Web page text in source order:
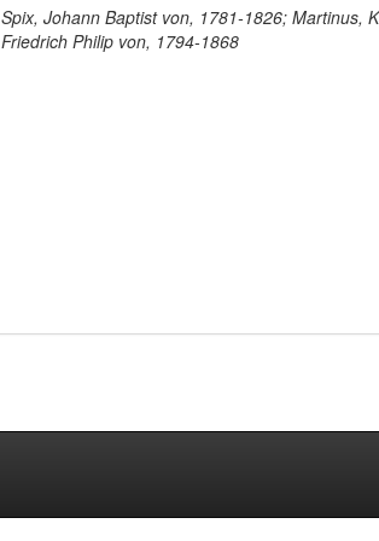
Spix, Johann Baptist von, 1781-1826; Martinus,
Friedrich Philip von, 1794-1868